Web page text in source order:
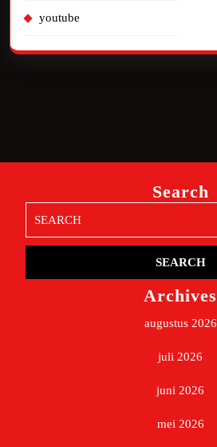
youtube
Search
for:
Archives
augustus 2026
juli 2026
juni 2026
mei 2026